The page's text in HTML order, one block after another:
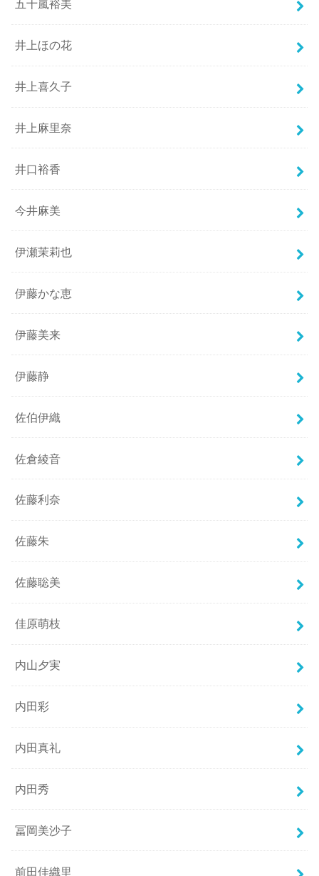
五十嵐裕美
井上ほの花
井上喜久子
井上麻里奈
井口裕香
今井麻美
伊瀬茉莉也
伊藤かな恵
伊藤美来
伊藤静
佐伯伊織
佐倉綾音
佐藤利奈
佐藤朱
佐藤聡美
佳原萌枝
内山夕実
内田彩
内田真礼
内田秀
冨岡美沙子
前田佳織里